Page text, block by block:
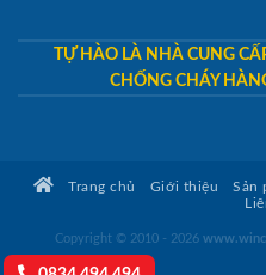
TỰ HÀO LÀ NHÀ CUNG
CHỐNG CHÁY
Trang chủ Giới thiệu Sản
Copyright © 2010 - 2026